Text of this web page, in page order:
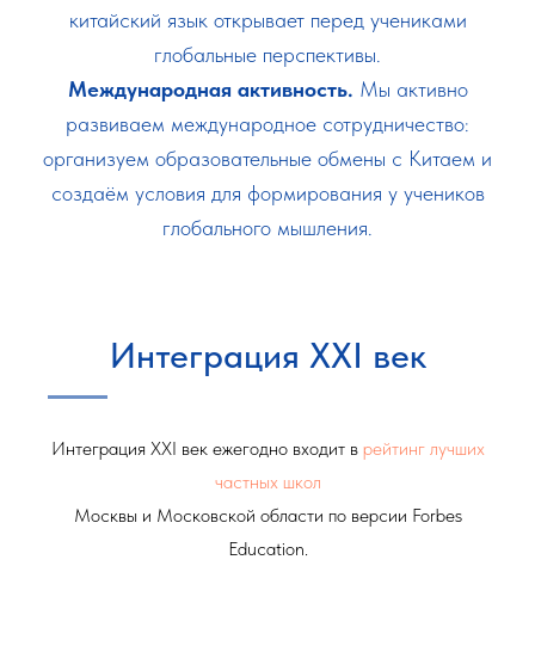
китайский язык открывает перед учениками
глобальные перспективы.
Международная активность. Мы активно
развиваем международное сотрудничество:
организуем образовательные обмены с Китаем и
создаём условия для формирования у учеников
глобального мышления.
Интеграция XXI век
Интеграция XXI век ежегодно входит в рейтинг лучших
частных школ
Москвы и Московской области по версии Forbes
Education.